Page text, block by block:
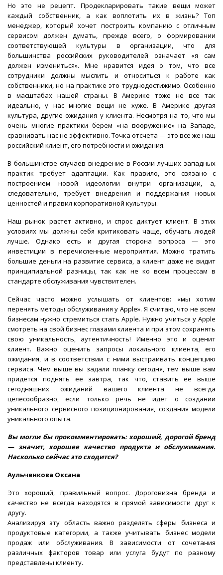
Но это не рецепт. Продекларировать такие вещи может
каждый собственник, а как воплотить их в жизнь? Топ
менеджер, который хочет построить компанию с отличным
сервисом должен думать, прежде всего, о формировании
соответствующей культуры в организации, что для
большинства российских руководителей означает «я сам
должен измениться». Мне нравится идея о том, что все
сотрудники должны мыслить и относиться к работе как
собственники, но на практике это труднодостижимо. Особенно
в масштабах нашей страны. В Америке тоже не все так
идеально, у нас многие вещи не хуже. В Америке другая
культура, другие ожидания у клиента. Несмотря на то, что мы
очень многие практики берем «на вооружение» на Западе,
сравнивать нас не эффективно. Точка отсчета — это все же наш
российский клиент, его потребности и ожидания.
В большинстве случаев внедрение в России лучших западных
практик требует адаптации. Как правило, это связано с
построением новой идеологии внутри организации, а,
следовательно, требует внедрения и поддержания новых
ценностей и правил корпоративной культуры.
Наш рынок растет активно, и спрос диктует клиент. В этих
условиях мы должны себя критиковать чаще, обучать людей
лучше. Однако есть и другая сторона вопроса — это
инвестиции в перечисленные мероприятия. Можно тратить
большие деньги на развитие сервиса, а клиент даже не видит
принципиальной разницы, так как не ко всем процессам в
стандарте обслуживания чувствителен.
Сейчас часто можно услышать от клиентов: «мы хотим
перенять методы обслуживания у Apple». Я считаю, что не всем
бизнесам нужно стремиться стать Apple. Нужно учиться у Apple
смотреть на свой бизнес глазами клиента и при этом сохранять
свою уникальность, аутентичность! Именно это и оценит
клиент. Важно оценить запросы локального клиента, его
ожидания, и в соответствии с ними выстраивать концепцию
сервиса. Чем выше вы задали планку сегодня, тем выше вам
придется поднять ее завтра, так что, ставить ее выше
сегодняшних ожиданий вашего клиента не всегда
целесообразно, если только речь не идет о создании
уникального сервисного позиционирования, создания модели
уникального опыта.
Вы могли бы прокомментировать: хороший, дорогой бренд
— значит, хорошее качество продукта и обслуживания.
Насколько сейчас это сходится?
Аульченкова Оксана
Это хороший, правильный вопрос. Дороговизна бренда и
качество не всегда находятся в прямой зависимости друг к
другу.
Анализируя эту область важно разделять сферы бизнеса и
продуктовые категории, а также учитывать бизнес модели
продаж или обслуживания. В зависимости от сочетания
различных факторов товар или услуга будут по разному
представлены клиенту.